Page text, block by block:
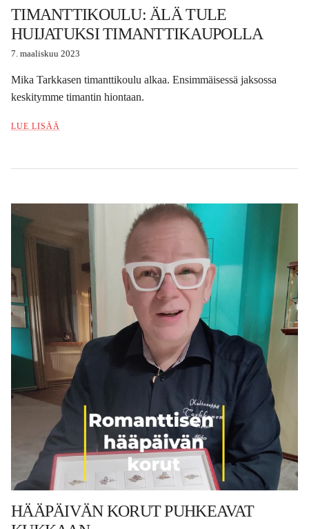
TIMANTTIKOULU: ÄLÄ TULE
HUIJATUKSI TIMANTTIKAUPOLLA
7. maaliskuu 2023
Mika Tarkkasen timanttikoulu alkaa. Ensimmäisessä jaksossa
keskitymme timantin hiontaan.
LUE LISÄÄ
HÄÄPÄIVÄN KORUT PUHKEAVAT